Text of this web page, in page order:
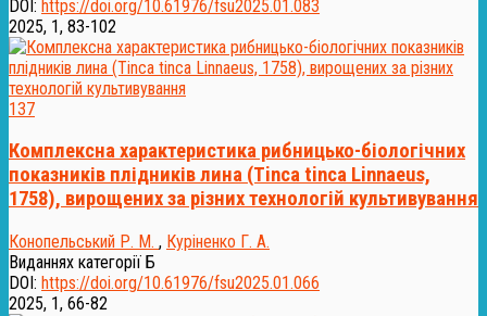
DOI: https://doi.org/10.61976/fsu2025.01.083
2025, 1, 83-102
137
Комплексна характеристика рибницько-біологічних
показників плідників лина (Tinca tinca Linnaeus,
1758), вирощених за різних технологій культивування
Конопельський Р. М. , Куріненко Г. А.
Виданнях категорії Б
DOI: https://doi.org/10.61976/fsu2025.01.066
2025, 1, 66-82